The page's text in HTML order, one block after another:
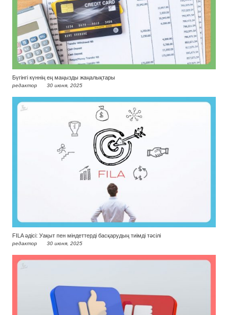
Бүгінгі күннің ең маңызды жаңалықтары
редактор 30 июня, 2025
FILA әдісі: Уақыт пен міндеттерді басқарудың тиімді тәсілі
редактор 30 июня, 2025